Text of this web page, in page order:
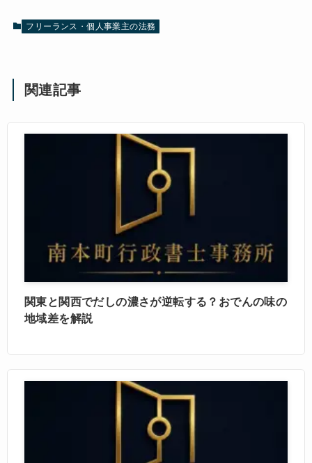
フリーランス・個人事業主の法務
関連記事
関東と関西でだしの濃さが逆転する？おでんの味の
地域差を解説